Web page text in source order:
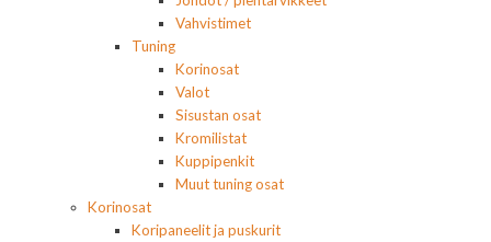
Vahvistimet
Tuning
Korinosat
Valot
Sisustan osat
Kromilistat
Kuppipenkit
Muut tuning osat
Korinosat
Koripaneelit ja puskurit